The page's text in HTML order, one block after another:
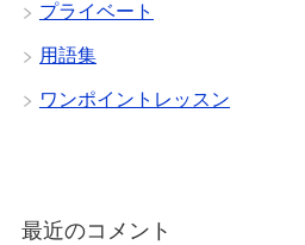
プライベート
用語集
ワンポイントレッスン
最近のコメント